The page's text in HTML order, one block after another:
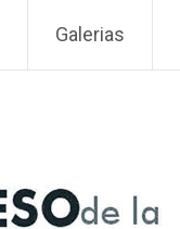
Galerias